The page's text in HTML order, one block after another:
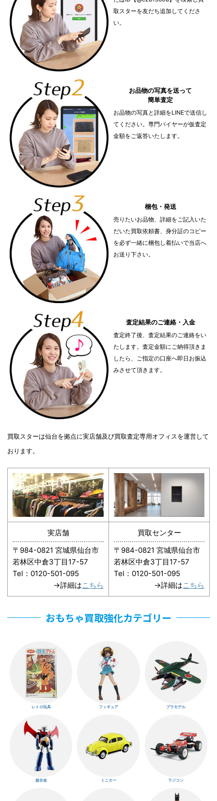
取スターを友だち追加してくださ
い。
お品物の写真を送って
簡単査定
お品物の写真と詳細をLINEで送信し
てください。専門バイヤーが仮査定
金額をご返答いたします。
梱包・発送
売りたいお品物、詳細をご記入いた
だいた買取依頼書、身分証のコピー
を必ず一緒に梱包し着払いで当店へ
お送り下さい。
査定結果のご連絡・入金
査定終了後、査定結果のご連絡をい
たします。査定金額にご納得頂きま
したら、ご指定の口座へ即日お振込
みさせて頂きます。
買取スターは仙台を拠点に実店舗及び買取査定専用オフィスを運営して
おります。
実店舗
〒984-0821 宮城県仙台市
若林区中倉3丁目17-57
Tel：0120-501-095
→詳細はこちら
買取センター
〒984-0821 宮城県仙台市
若林区中倉3丁目17-57
Tel：0120-501-095
→詳細はこちら
おもちゃ買取強化カテゴリー
レトロ玩具 フィギュア プラモデル
超合金 ミニカー ラジコン